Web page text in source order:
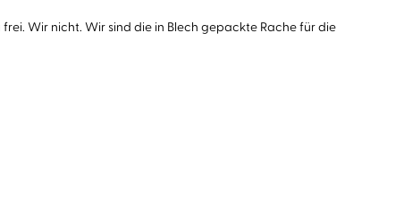
frei. Wir nicht. Wir sind die in Blech gepackte Rache für die